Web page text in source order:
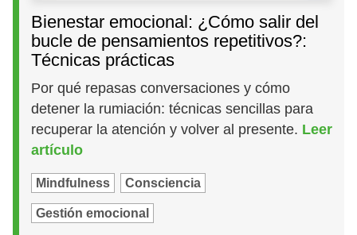
Bienestar emocional: ¿Cómo salir del
bucle de pensamientos repetitivos?:
Técnicas prácticas
Por qué repasas conversaciones y cómo
detener la rumiación: técnicas sencillas para
recuperar la atención y volver al presente. Leer
artículo
Mindfulness Consciencia
Gestión emocional